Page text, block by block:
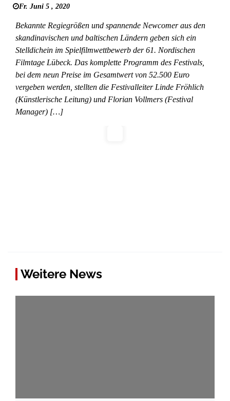
Fr. Juni 5 , 2020
Bekannte Regiegrößen und spannende Newcomer aus den
skandinavischen und baltischen Ländern geben sich ein
Stelldichein im Spielfilmwettbewerb der 61. Nordischen
Filmtage Lübeck. Das komplette Programm des Festivals,
bei dem neun Preise im Gesamtwert von 52.500 Euro
vergeben werden, stellten die Festivalleiter Linde Fröhlich
(Künstlerische Leitung) und Florian Vollmers (Festival
Manager) […]
Weitere News